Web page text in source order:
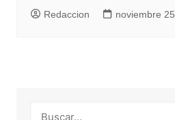
Redaccion noviembre